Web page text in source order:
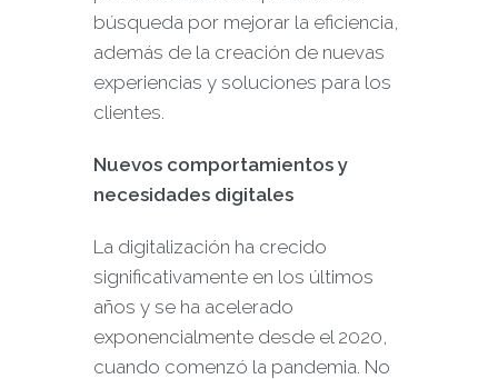
búsqueda por mejorar la eficiencia,
además de la creación de nuevas
experiencias y soluciones para los
clientes.
Nuevos comportamientos y
necesidades digitales
La digitalización ha crecido
significativamente en los últimos
años y se ha acelerado
exponencialmente desde el 2020,
cuando comenzó la pandemia. No